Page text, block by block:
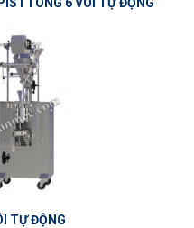
TỰ ĐỘNG